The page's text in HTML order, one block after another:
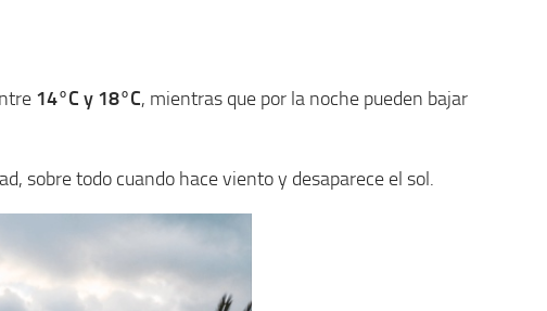
14°C y 18°C, mientras que por la noche pueden bajar
sobre todo cuando hace viento y desaparece el sol.